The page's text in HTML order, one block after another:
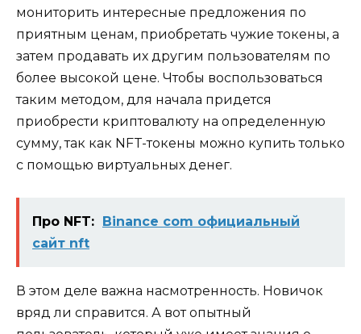
мониторить интересные предложения по
приятным ценам, приобретать чужие токены, а
затем продавать их другим пользователям по
более высокой цене. Чтобы воспользоваться
таким методом, для начала придется
приобрести криптовалюту на определенную
сумму, так как NFT-токены можно купить только
с помощью виртуальных денег.
Про NFT:
Binance com официальный
сайт nft
В этом деле важна насмотренность. Новичок
вряд ли справится. А вот опытный